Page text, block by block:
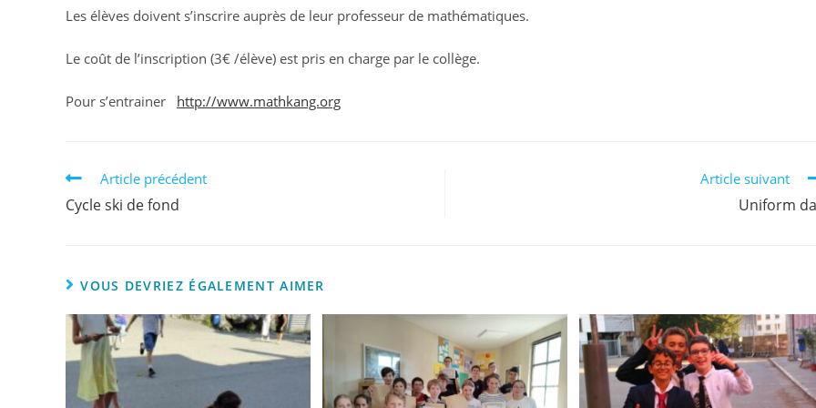
Les élèves doivent s’inscrire auprès de leur professeur de mathématiques.
Le coût de l’inscription (3€ /élève) est pris en charge par le collège.
Pour s’entrainer http://www.mathkang.org
Article précédent
Cycle ski de fond
Article suivant
Uniform
VOUS DEVRIEZ ÉGALEMENT AIMER